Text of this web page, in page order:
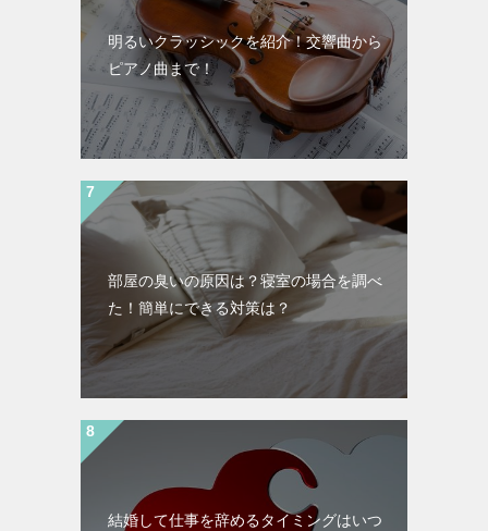
明るいクラッシックを紹介！交響曲から
ピアノ曲まで！
部屋の臭いの原因は？寝室の場合を調べ
た！簡単にできる対策は？
結婚して仕事を辞めるタイミングはいつ